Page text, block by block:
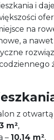
i
na
a
z otwartą
m²,
– 10,14 m²,